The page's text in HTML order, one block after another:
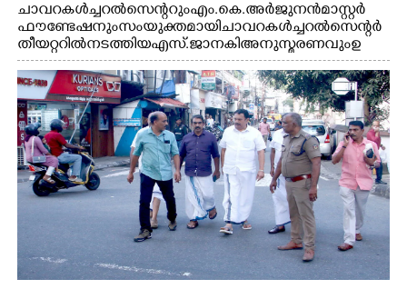
ചാവറ കൾച്ചറൽ സെന്ററും എം.കെ. അർജുനൻ മാസ്റ്റർ
ഫൗണ്ടേഷനും സംയുക്തമായി ചാവറ കൾച്ചറൽ സെന്റർ
തീയറ്ററിൽ നടത്തിയ എസ്. ജാനകി അനുസ്മരണവും ഉ
ദ്ഘാടനം ചെയ്യാനെത്തിയ സംഗീത സംവിധായകൻ ജെറി
അമൽദേവ്, ഗായിക ജെൻസി, എം.കെ. അർജുനൻ
ഫൗണ്ടേഷൻ ചെയർമാൻ ഡോ. രാധാകൃഷ്ണൻ എന്നിവർ